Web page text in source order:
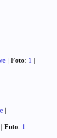
| Foto: 1 |
|
| Foto: 1 |